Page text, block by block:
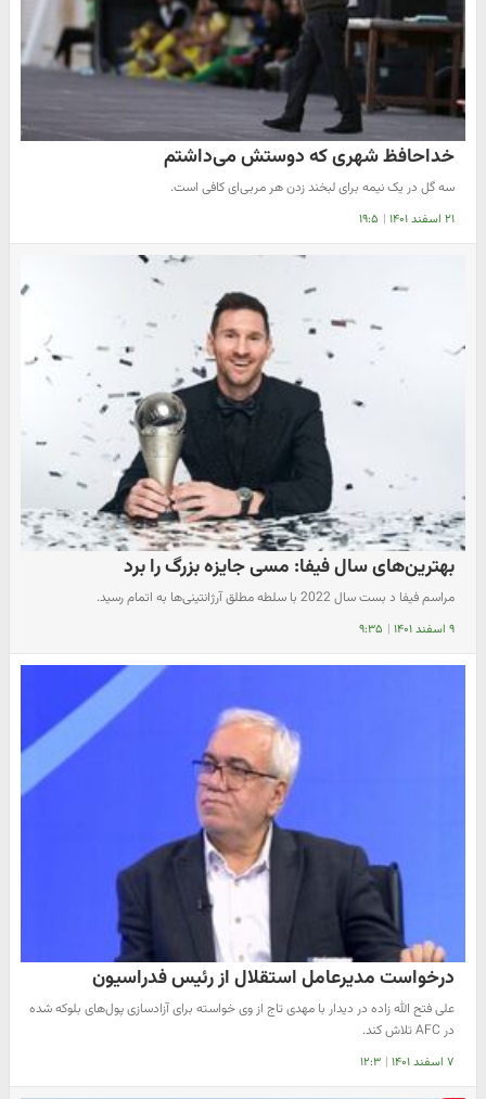
خداحافظ شهری که دوستش می‌داشتم
سه گل در یک نیمه برای لبخند زدن هر مربی‌ای کافی است.
۲۱ اسفند ۱۴۰۱ | ۱۹:۵
بهترین‌های سال فیفا: مسی جایزه بزرگ را برد
مراسم فیفا د بست سال 2022 با سلطه مطلق آرژانتینی‌ها به اتمام رسید.
۹ اسفند ۱۴۰۱ | ۹:۳۵
درخواست مدیرعامل استقلال از رئیس فدراسیون
علی فتح الله زاده در دیدار با مهدی تاج از وی خواسته برای آزادسازی پول‌های بلوکه شده
در AFC تلاش کند.
۷ اسفند ۱۴۰۱ | ۱۲:۳